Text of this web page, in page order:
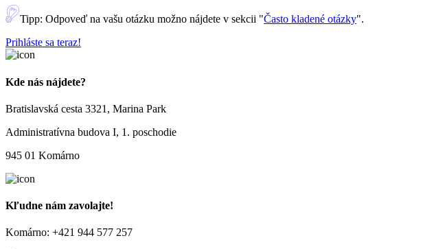
Tipp: Odpoveď na vašu otázku možno nájdete v sekcii "Často kladené otázky".
Prihláste sa teraz!
Kde nás nájdete?
Bratislavská cesta 3321, Marina Park
Administratívna budova I, 1. poschodie
945 01 Komárno
Kľudne nám zavolajte!
Komárno: +421 944 577 257